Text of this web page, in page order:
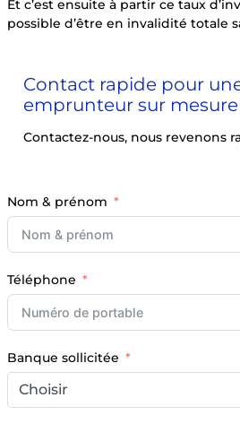
Et c’est ensuite à partir ce taux
possible d’être en invalidité totale
Contact rapide pour
emprunteur sur mesure
Contactez-nous, nous revenons
Nom & prénom
Téléphone
Banque sollicitée
Choisir